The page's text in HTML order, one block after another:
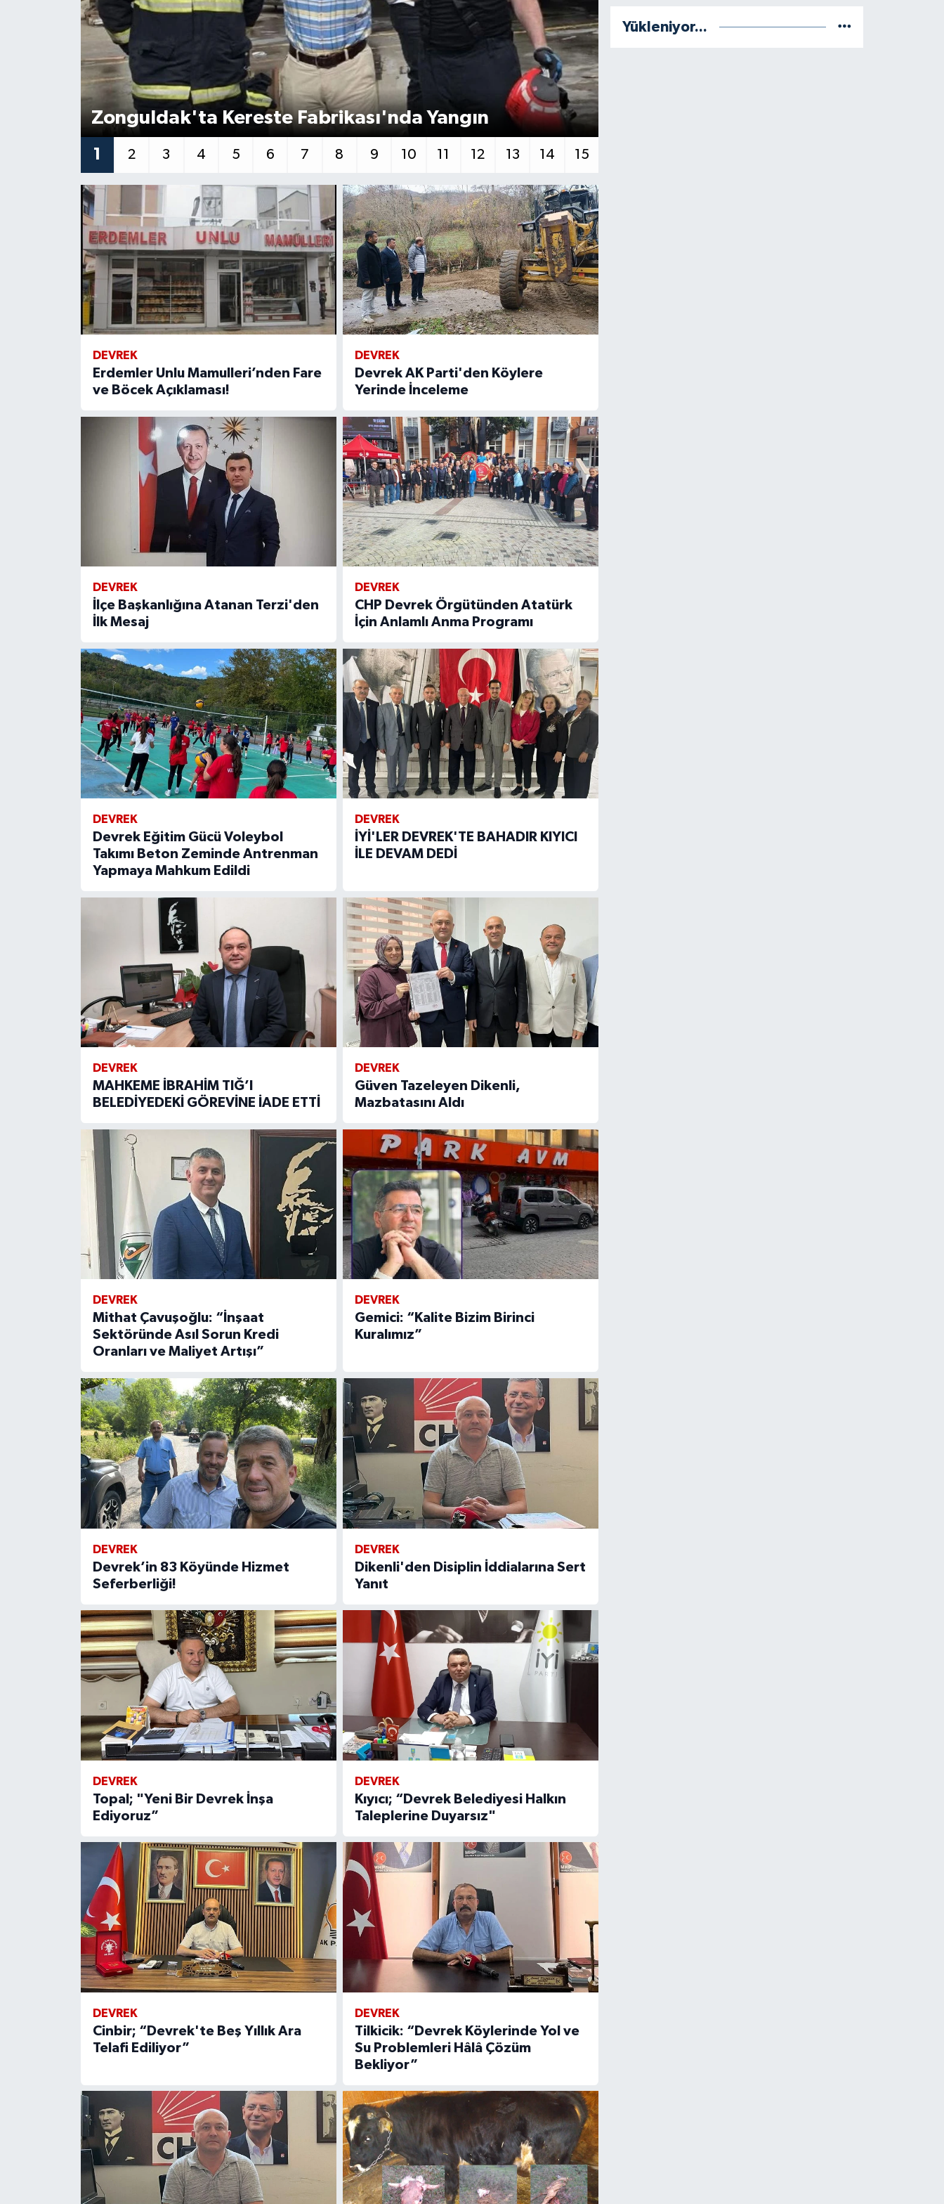
Zonguldak'ta Kereste Fabrikası'nda Yangın
1 2 3 4 5 6 7 8 9 10 11 12 13 14 15
DEVREK
Erdemler Unlu Mamulleri’nden Fare
ve Böcek Açıklaması!
DEVREK
Devrek AK Parti'den Köylere
Yerinde İnceleme
DEVREK
İlçe Başkanlığına Atanan Terzi'den
İlk Mesaj
DEVREK
CHP Devrek Örgütünden Atatürk
İçin Anlamlı Anma Programı
DEVREK
Devrek Eğitim Gücü Voleybol
Takımı Beton Zeminde Antrenman
Yapmaya Mahkum Edildi
DEVREK
İYİ'LER DEVREK'TE BAHADIR KIYICI
İLE DEVAM DEDİ
DEVREK
MAHKEME İBRAHİM TIĞ’I
BELEDİYEDEKİ GÖREVİNE İADE ETTİ
DEVREK
Güven Tazeleyen Dikenli,
Mazbatasını Aldı
DEVREK
Mithat Çavuşoğlu: “İnşaat
Sektöründe Asıl Sorun Kredi
Oranları ve Maliyet Artışı”
DEVREK
Gemici: “Kalite Bizim Birinci
Kuralımız”
DEVREK
Devrek’in 83 Köyünde Hizmet
Seferberliği!
DEVREK
Dikenli'den Disiplin İddialarına Sert
Yanıt
DEVREK
Topal; "Yeni Bir Devrek İnşa
Ediyoruz”
DEVREK
Kıyıcı; “Devrek Belediyesi Halkın
Taleplerine Duyarsız"
DEVREK
Cinbir; “Devrek'te Beş Yıllık Ara
Telafi Ediliyor”
DEVREK
Tilkicik: “Devrek Köylerinde Yol ve
Su Problemleri Hâlâ Çözüm
Bekliyor”
Yükleniyor...
Dergim